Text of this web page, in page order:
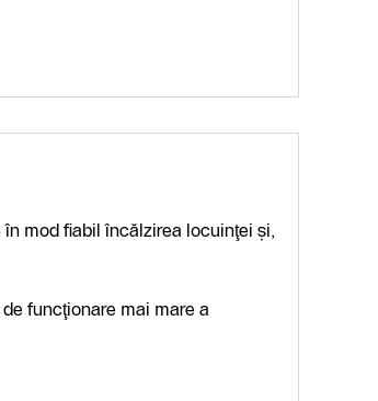
mod fiabil încălzirea locuinţei şi,
funcţionare mai mare a